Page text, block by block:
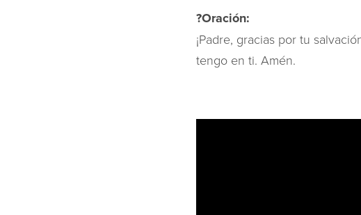
?Oración:
¡Padre, gracias por tu
tengo en ti. Amén.